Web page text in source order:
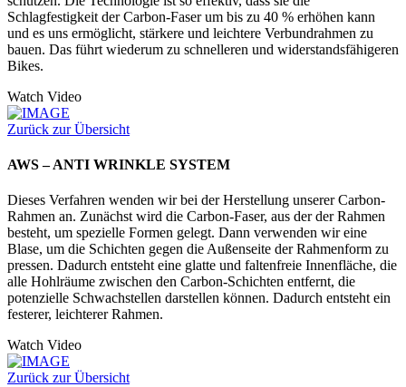
Schlagfestigkeit der Carbon-Faser um bis zu 40 % erhöhen kann
und es uns ermöglicht, stärkere und leichtere Verbundrahmen zu
bauen. Das führt wiederum zu schnelleren und widerstandsfähigeren
Bikes.
Watch Video
Zurück zur Übersicht
AWS – ANTI WRINKLE SYSTEM
Dieses Verfahren wenden wir bei der Herstellung unserer Carbon-
Rahmen an. Zunächst wird die Carbon-Faser, aus der der Rahmen
besteht, um spezielle Formen gelegt. Dann verwenden wir eine
Blase, um die Schichten gegen die Außenseite der Rahmenform zu
pressen. Dadurch entsteht eine glatte und faltenfreie Innenfläche, die
alle Hohlräume zwischen den Carbon-Schichten entfernt, die
potenzielle Schwachstellen darstellen können. Dadurch entsteht ein
festerer, leichterer Rahmen.
Watch Video
Zurück zur Übersicht